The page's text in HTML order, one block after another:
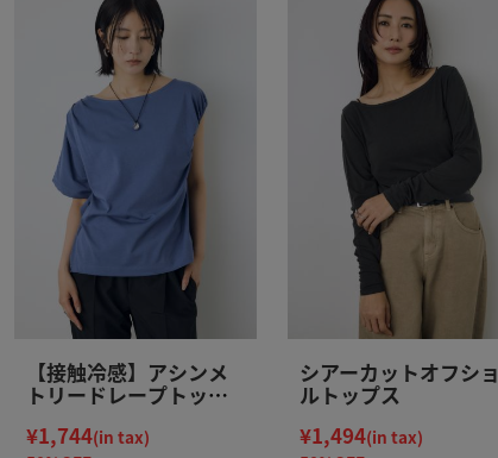
【接触冷感】アシンメ
トリードレープトップ
¥1,744(in tax)
シアーカットオフショ
ルトップス
¥1,494(in tax)